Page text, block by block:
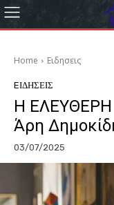
Home Eιδησεις
EΙΔΗΣΕΙΣ
Η ΕΛΕΥΘΕΡΗ
Άρη
03/07/2025